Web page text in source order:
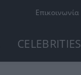
Επικοινωνία
CELEBRITIES